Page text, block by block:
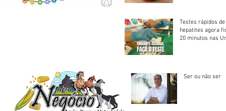
Testes rápidos
hepatites agora
20 minutos nas
Ser ou não ser